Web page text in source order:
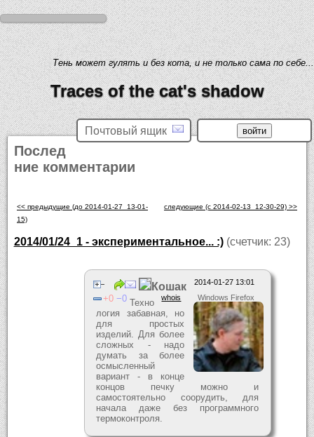
Тень может гулять и без кота, и не только сама по себе...
Traces of the cat's shadow
Почтовый ящик
Послед
ние комментарии
<< предыдущие (до 2014-01-27_13-01-
15)
следующие (c 2014-02-13_12-30-29) >>
2014/01/24_1 - экспериментальное... :)(счетчик: 23)
2014-01-27 13:01
Windows Firefox
whois
0 0
Кошак
Техно
логия забавная, но
для простых
изделий. Для более
сложных - надо
думать за более
осмысленный
вариант - в конце
концов печку можно и
самостоятельно соорудить, для
начала даже без программного
термоконтроля.